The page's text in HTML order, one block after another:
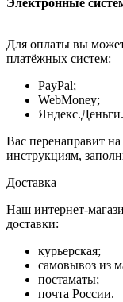
Электронные
Для оплаты вы
платёжных систем:
PayPal;
WebMoney;
Яндекс.Деньги.
Вас перенаправит
инструкциям,
Доставка
Наш интернет-
доставки:
курьерская;
самовывоз из
постаматы;
почта России.